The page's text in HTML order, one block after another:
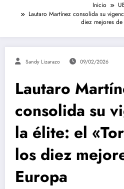
Inicio
Lautaro Martínez consolida su
diez mejores de
Sandy Lizarazo 09/02/2026
Lautaro
consolida su
la élite: el
los diez
Europa